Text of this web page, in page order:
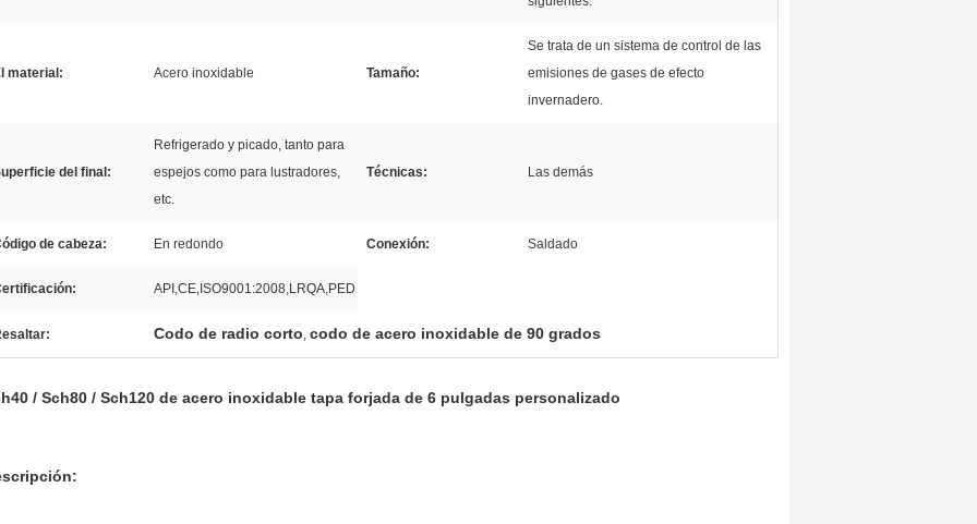
material: Acero inoxidable Tamaño:
Se trata de un sistema de control de las
emisiones de gases de efecto
invernadero.
del final:
Refrigerado y picado, tanto para
espejos como para lustradores,
etc.
Técnicas: Las demás
de cabeza: En redondo Conexión: Saldado
API,CE,ISO9001:2008,LRQA,PED
Codo de radio corto, codo de acero inoxidable de 90 grados
/ Sch80 / Sch120 de acero inoxidable tapa forjada de 6 pulgadas personalizado